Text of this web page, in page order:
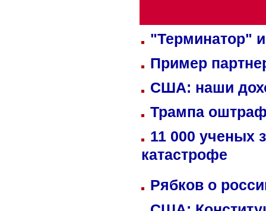
"Терминатор"
Пример
США: наши
Трампа
11 000 ученых
катастрофе
Рябков о